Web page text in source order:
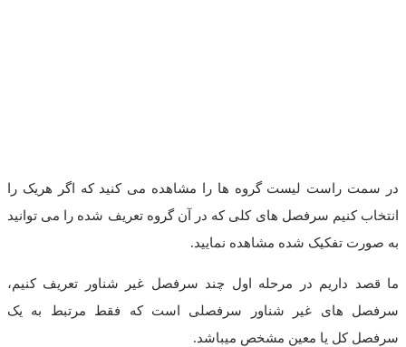
در سمت راست لیست گروه ها را مشاهده می کنید که اگر هریک را
انتخاب کنیم سرفصل های کلی که در آن گروه تعریف شده را می توانید
به صورت تفکیک شده مشاهده نمایید.
ما قصد داریم در مرحله اول چند سرفصل غیر شناور تعریف کنیم،
سرفصل های غیر شناور سرفصلی است که فقط مرتبط به یک
سرفصل کل یا معین مشخص میباشد.